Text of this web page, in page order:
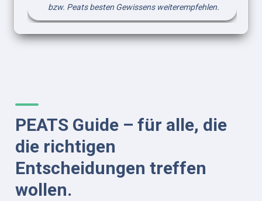
bzw. Peats besten Gewissens weiterempfehlen.
PEATS Guide – für alle, die
die richtigen
Entscheidungen treffen
wollen.